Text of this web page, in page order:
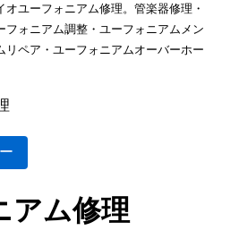
ユーフォニアム修理。管楽器修理・
フォニアム調整・ユーフォニアムメン
リペア・ユーフォニアムオーバーホー
アム修理